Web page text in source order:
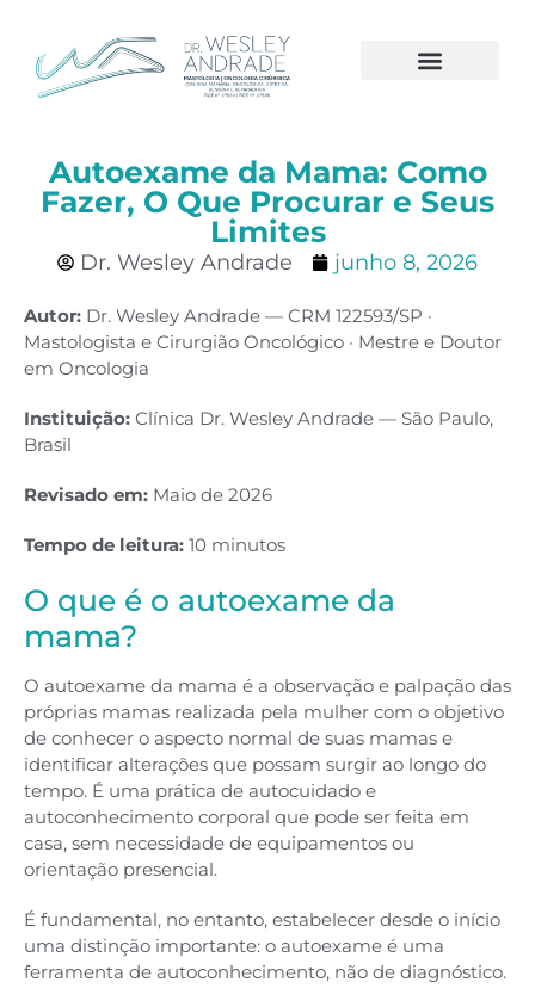
Autoexame da Mama: Como
Fazer, O Que Procurar e Seus
Limites
Dr. Wesley Andrade junho 8, 2026
Autor: Dr. Wesley Andrade — CRM 122593/SP ·
Mastologista e Cirurgião Oncológico · Mestre e Doutor
em Oncologia
Instituição: Clínica Dr. Wesley Andrade — São Paulo,
Brasil
Revisado em: Maio de 2026
Tempo de leitura: 10 minutos
O que é o autoexame da
mama?
O autoexame da mama é a observação e palpação das
próprias mamas realizada pela mulher com o objetivo
de conhecer o aspecto normal de suas mamas e
identificar alterações que possam surgir ao longo do
tempo. É uma prática de autocuidado e
autoconhecimento corporal que pode ser feita em
casa, sem necessidade de equipamentos ou
orientação presencial.
É fundamental, no entanto, estabelecer desde o início
uma distinção importante: o autoexame é uma
ferramenta de autoconhecimento, não de diagnóstico.